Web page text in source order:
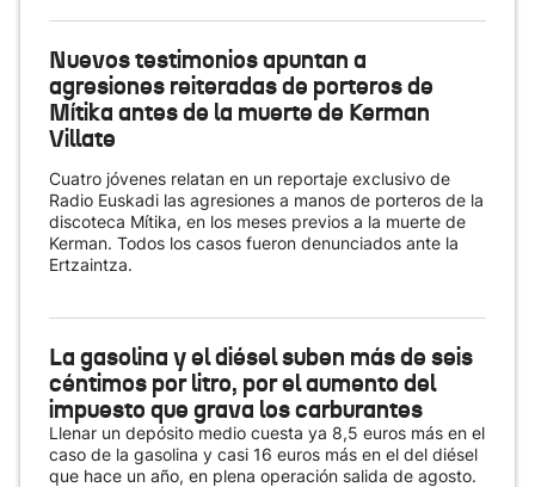
Nuevos testimonios apuntan a
agresiones reiteradas de porteros de
Mítika antes de la muerte de Kerman
Villate
Cuatro jóvenes relatan en un reportaje exclusivo de
Radio Euskadi las agresiones a manos de porteros de la
discoteca Mítika, en los meses previos a la muerte de
Kerman. Todos los casos fueron denunciados ante la
Ertzaintza.
La gasolina y el diésel suben más de seis
céntimos por litro, por el aumento del
impuesto que grava los carburantes
Llenar un depósito medio cuesta ya 8,5 euros más en el
caso de la gasolina y casi 16 euros más en el del diésel
que hace un año, en plena operación salida de agosto.